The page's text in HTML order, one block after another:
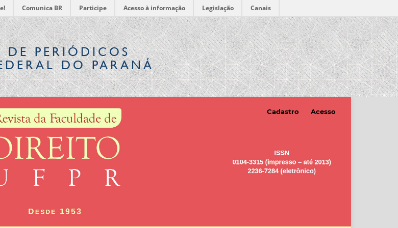
Comunica BR Participe Acesso à informação Legislação Canais
DE PERIÓDICOS
DO PARANÁ
Cadastro Acesso